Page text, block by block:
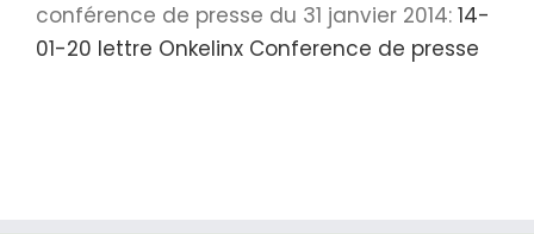
conférence de presse du 31 janvier 2014: 14-
01-20 lettre Onkelinx Conference de presse